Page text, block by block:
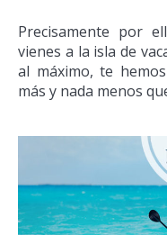
Precisamente por
vienes a la isla de
al máximo, te
más y nada menos